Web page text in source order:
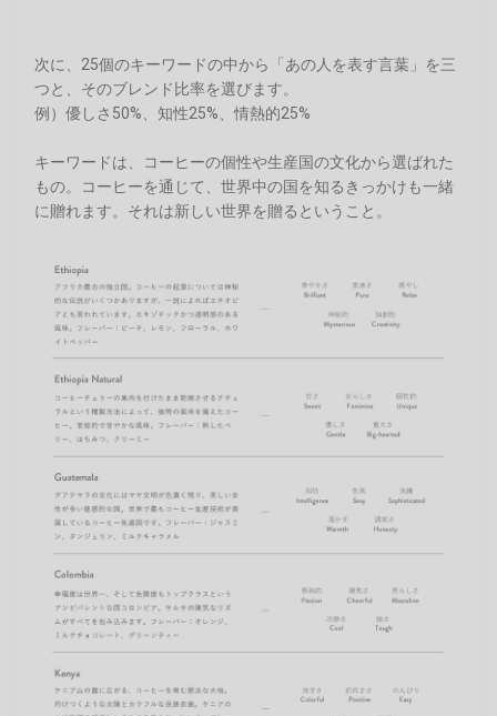
次に、25個のキーワードの中から「あの人を表す言葉」を三
つと、そのブレンド比率を選びます。
例）優しさ50%、知性25%、情熱的25%
キーワードは、コーヒーの個性や生産国の文化から選ばれた
もの。コーヒーを通じて、世界中の国を知るきっかけも一緒
に贈れます。それは新しい世界を贈るということ。